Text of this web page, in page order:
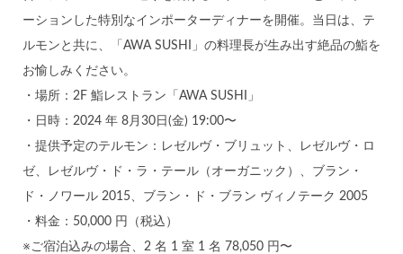
ーションした特別なインポーターディナーを開催。当日は、テ
ルモンと共に、「AWA SUSHI」の料理長が生み出す絶品の鮨を
お愉しみください。
・場所：2F 鮨レストラン「AWA SUSHI」
・日時：2024 年 8月30日(金) 19:00〜
・提供予定のテルモン：レゼルヴ・ブリュット、レゼルヴ・ロ
ゼ、レゼルヴ・ド・ラ・テール（オーガニック）、ブラン・
ド・ノワール 2015、ブラン・ド・ブラン ヴィノテーク 2005
・料金：50,000 円（税込）
※ご宿泊込みの場合、2 名 1 室 1 名 78,050 円〜